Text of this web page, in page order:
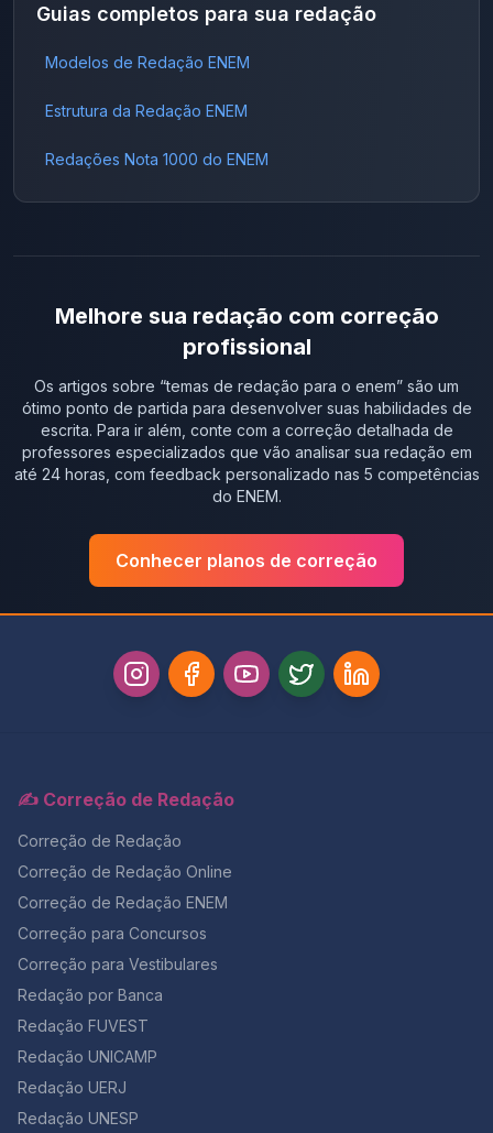
Guias completos para sua redação
Modelos de Redação ENEM
Estrutura da Redação ENEM
Redações Nota 1000 do ENEM
Melhore sua redação com correção
profissional
Os artigos sobre “temas de redação para o enem” são um
ótimo ponto de partida para desenvolver suas habilidades de
escrita. Para ir além, conte com a correção detalhada de
professores especializados que vão analisar sua redação em
até 24 horas, com feedback personalizado nas 5 competências
do ENEM.
Conhecer planos de correção
✍️ Correção de Redação
Correção de Redação
Correção de Redação Online
Correção de Redação ENEM
Correção para Concursos
Correção para Vestibulares
Redação por Banca
Redação FUVEST
Redação UNICAMP
Redação UERJ
Redação UNESP